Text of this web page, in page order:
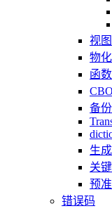
视图
物
函数
备
生
关
预
错误码